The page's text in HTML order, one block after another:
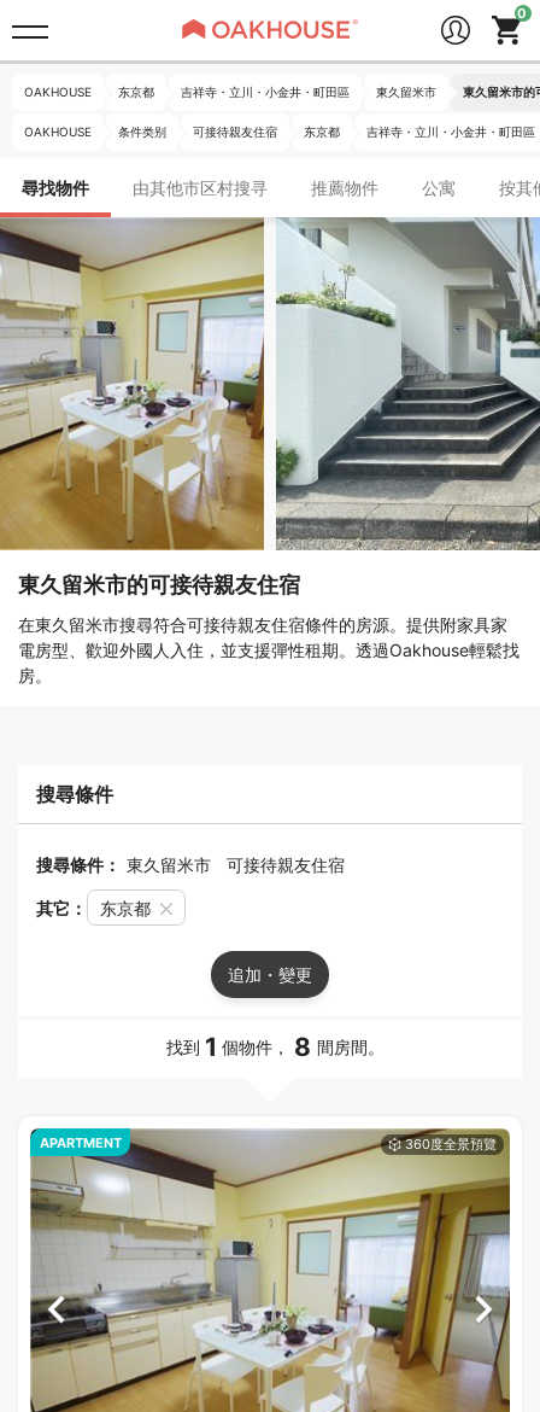
OAKHOUSE 东京都 吉祥寺・立川・小金井・町田區 東久留米市 東久留米市的
OAKHOUSE 条件类别 可接待親友住宿 东京都 吉祥寺・立川・小金井・町田區
尋找物件 由其他市区村搜寻 推薦物件 公寓 按其
東久留米市的可接待親友住宿
在東久留米市搜尋符合可接待親友住宿條件的房源。提供附家具家
電房型、歡迎外國人入住，並支援彈性租期。透過Oakhouse輕鬆找
房。
搜尋條件
搜尋條件： 東久留米市 可接待親友住宿
其它： 东京都
追加・變更
找到 1 個物件， 8 間房間。
APARTMENT